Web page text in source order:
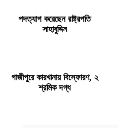
পদত্যাগ করেছেন রাষ্ট্রপতি
সাহাবুদ্দিন
গাজীপুরে কারখানায় বিস্ফোরণ, ২
শ্রমিক দগ্ধ